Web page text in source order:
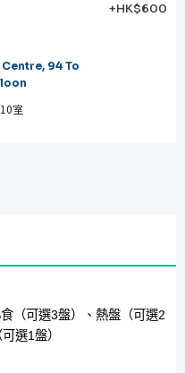
+HK$600
94 To
室
（可選3盤）、 熱盤（可選2
選1盤）